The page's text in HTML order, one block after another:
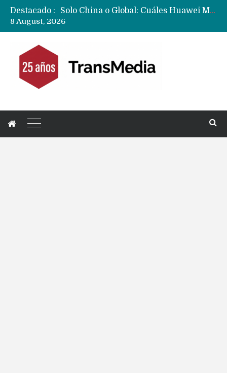
Destacado :
Solo China o Global: Cuáles Huawei MateBook, MatePad y Nova llegarán a Europa y LATAM?
Fabricantes suben precios de teléfonos y ganan más dinero en un mercado donde Xiaomi alerta por no mejorar ventas
8 August, 2026